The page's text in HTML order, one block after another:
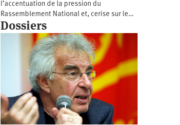
l’accentuation de la pression du
Rassemblement National et, cerise sur le…
Dossiers